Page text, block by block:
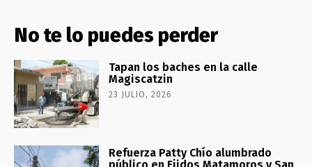
No te lo puedes perder
Tapan los baches en la calle
Magiscatzin
23 JULIO, 2026
Refuerza Patty Chío alumbrado